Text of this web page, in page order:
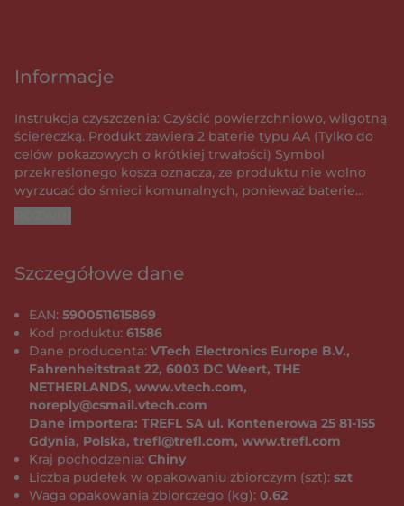
Informacje
Instrukcja czyszczenia: Czyścić powierzchniowo, wilgotną
ściereczką. Produkt zawiera 2 baterie typu AA (Tylko do
celów pokazowych o krótkiej trwałości) Symbol
przekreślonego kosza oznacza, ze produktu nie wolno
wyrzucać do śmieci komunalnych, ponieważ baterie
zawierają substancje, które mogą być szkodliwe dla
środowiska i zdrowia ludzkiego. Należy skontaktować się
recyklingu i zbiórki. INFORMACJE DOTYCZĄCE
BEZPIECZNEGO UŻYWANIA BATERII Baterie dostarczone
sklepie, nie są natomiast odpowiednie do długotrwałego
użytkowania. W produkcie mogą być używane wyłącznie
baterie wymienione w instrukcji. Nie należy stosować
baterii różnych rodzajów, ani nowych z używanymi. Nie
wolno stosować uszkodzonych baterii. Baterie należy
zakładać z zachowaniem poprawnej biegunowości (+/-).
Nie wolno zwierać zacisków zasilania. Wyczerpane
baterie należy usunąć z zabawki. Jeżeli zabawka nie jest
używana przez dłuższy czas, zaleca się wyjęcie baterii w
celu zapobiegania ich wyczerpaniu. Baterii nie wolno
wrzucać do ognia i do środowiska naturalnego. Nie wolno
Szczegółowe dane
EAN: 5900511615869
Kod produktu: 61586
Dane producenta: VTech Electronics Europe B.V.,
Fahrenheitstraat 22, 6003 DC Weert, THE
NETHERLANDS, www.vtech.com,
noreply@csmail.vtech.com
Dane importera: TREFL SA ul. Kontenerowa 25 81-155
Gdynia, Polska, trefl@trefl.com, www.trefl.com
Kraj pochodzenia: Chiny
Liczba pudełek w opakowaniu zbiorczym (szt): szt
Waga opakowania zbiorczego (kg): 0.62